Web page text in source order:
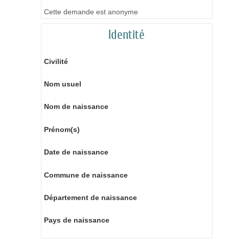
Cette demande est anonyme
Identité
Civilité
Nom usuel
Nom de naissance
Prénom(s)
Date de naissance
Commune de naissance
Département de naissance
Pays de naissance